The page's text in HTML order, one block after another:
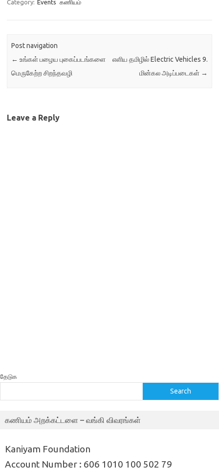
Category: Events கணியம்
Post navigation
← உங்கள் பழைய புகைப்படங்களை
மெருகேற்ற சிறந்தவழி
எளிய தமிழில் Electric Vehicles 9.
மின்கல அடிப்படைகள் →
Leave a Reply
தேடுக
Search
கணியம் அறக்கட்டளை – வங்கி விவரங்கள்
Kaniyam Foundation
Account Number : 606 1010 100 502 79